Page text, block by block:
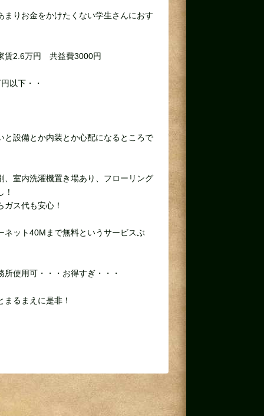
まりお金をかけたくない学生さんにおす
賃2.6万円 共益費3000円
以下・・
と設備とか内装とか心配になるところで
、室内洗濯機置き場あり、フローリング
！
ガス代も安心！
ネット40Mまで無料というサービスぶ
所使用可・・・お得すぎ・・・
まるまえに是非！